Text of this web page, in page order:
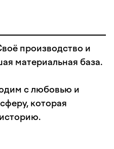
производство и
материальная база.
с любовью и
которая